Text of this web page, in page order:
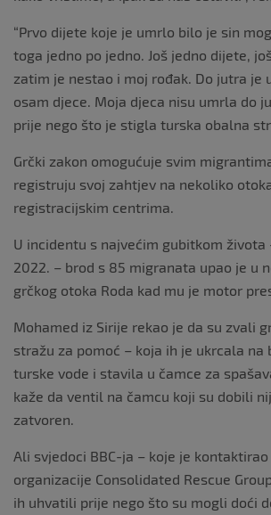
“Prvo dijete koje je umrlo bilo je sin
toga jedno po jedno. Još jedno dijete,
zatim je nestao i moj rođak. Do jutra je
osam djece. Moja djeca nisu umrla do
prije nego što je stigla turska obalna
Grčki zakon omogućuje svim
registruju svoj zahtjev na nekoliko
registracijskim centrima.
U incidentu s najvećim gubitkom života
2022. – brod s 85 migranata upao je u
grčkog otoka Roda kad mu je motor
Mohamed iz Sirije rekao je da su zvali
stražu za pomoć – koja ih je ukrcala na
turske vode i stavila u čamce za
kaže da ventil na čamcu koji su dobili
zatvoren.
Ali svjedoci BBC-ja – koje je
organizacije Consolidated Rescue
ih uhvatili prije nego što su mogli doći